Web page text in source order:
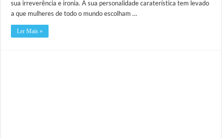
sua irreverência e ironia. A sua personalidade caraterística tem levado
a que mulheres de todo o mundo escolham …
Ler Mais »